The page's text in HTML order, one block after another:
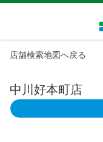
店舗検索地図へ戻る
中川好本町店